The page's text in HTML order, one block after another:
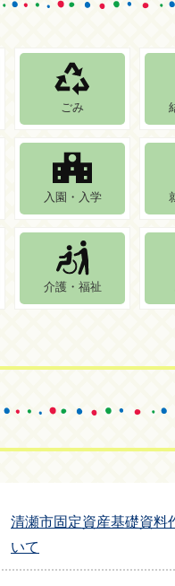
ごみ
入園・入学
介護・福祉
清瀬市固定資産基礎資料
いて